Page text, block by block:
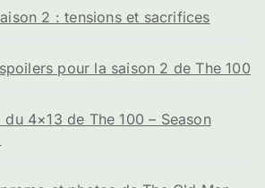
de la série The 100
Ivana Milicevic sera
2 : tensions et sacrifices